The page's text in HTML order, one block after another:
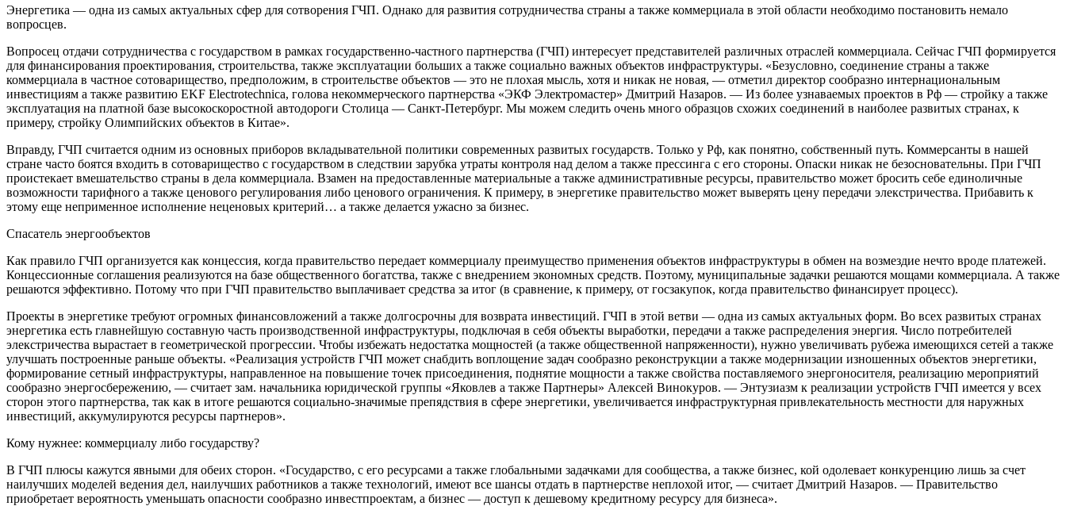
Энергетика — одна из самых актуальных сфер для сотворения ГЧП. Однако для развития сотрудничества страны а также коммерциала в этой области необходимо постановить немало
вопросцев.
Вопросец отдачи сотрудничества с государством в рамках государственно-частного партнерства (ГЧП) интересует представителей различных отраслей коммерциала. Сейчас ГЧП формируется
для финансирования проектирования, строительства, также эксплуатации больших а также социально важных объектов инфраструктуры. «Безусловно, соединение страны а также
коммерциала в частное сотоварищество, предположим, в строительстве объектов — это не плохая мысль, хотя и никак не новая, — отметил директор сообразно интернациональным
инвестициям а также развитию EKF Electrotechnica, голова некоммерческого партнерства «ЭКФ Электромастер» Дмитрий Назаров. — Из более узнаваемых проектов в Рф — стройку а также
эксплуатация на платной базе высокоскоростной автодороги Столица — Санкт-Петербург. Мы можем следить очень много образцов схожих соединений в наиболее развитых странах, к
примеру, стройку Олимпийских объектов в Китае».
Вправду, ГЧП считается одним из основных приборов вкладывательной политики современных развитых государств. Только у Рф, как понятно, собственный путь. Коммерсанты в нашей
стране часто боятся входить в сотоварищество с государством в следствии зарубка утраты контроля над делом а также прессинга с его стороны. Опаски никак не безосновательны. При ГЧП
проистекает вмешательство страны в дела коммерциала. Взамен на предоставленные материальные а также административные ресурсы, правительство может бросить себе единоличные
возможности тарифного а также ценового регулирования либо ценового ограничения. К примеру, в энергетике правительство может выверять цену передачи элекстричества. Прибавить к
этому еще неприменное исполнение неценовых критерий… а также делается ужасно за бизнес.
Спасатель энергообъектов
Как правило ГЧП организуется как концессия, когда правительство передает коммерциалу преимущество применения объектов инфраструктуры в обмен на возмездие нечто вроде платежей.
Концессионные соглашения реализуются на базе общественного богатства, также с внедрением экономных средств. Поэтому, муниципальные задачки решаются мощами коммерциала. А также
решаются эффективно. Потому что при ГЧП правительство выплачивает средства за итог (в сравнение, к примеру, от госзакупок, когда правительство финансирует процесс).
Проекты в энергетике требуют огромных финансовложений а также долгосрочны для возврата инвестиций. ГЧП в этой ветви — одна из самых актуальных форм. Во всех развитых странах
энергетика есть главнейшую составную часть производственной инфраструктуры, подключая в себя объекты выработки, передачи а также распределения энергия. Число потребителей
элекстричества вырастает в геометрической прогрессии. Чтобы избежать недостатка мощностей (а также общественной напряженности), нужно увеличивать рубежа имеющихся сетей а также
улучшать построенные раньше объекты. «Реализация устройств ГЧП может снабдить воплощение задач сообразно реконструкции а также модернизации изношенных объектов энергетики,
формирование сетный инфраструктуры, направленное на повышение точек присоединения, поднятие мощности а также свойства поставляемого энергоносителя, реализацию мероприятий
сообразно энергосбережению, — считает зам. начальника юридической группы «Яковлев а также Партнеры» Алексей Винокуров. — Энтузиазм к реализации устройств ГЧП имеется у всех
сторон этого партнерства, так как в итоге решаются социально-значимые препядствия в сфере энергетики, увеличивается инфраструктурная привлекательность местности для наружных
инвестиций, аккумулируются ресурсы партнеров».
Кому нужнее: коммерциалу либо государству?
В ГЧП плюсы кажутся явными для обеих сторон. «Государство, с его ресурсами а также глобальными задачками для сообщества, а также бизнес, кой одолевает конкуренцию лишь за счет
наилучших моделей ведения дел, наилучших работников а также технологий, имеют все шансы отдать в партнерстве неплохой итог, — считает Дмитрий Назаров. — Правительство
приобретает вероятность уменьшать опасности сообразно инвестпроектам, а бизнес — доступ к дешевому кредитному ресурсу для бизнеса».